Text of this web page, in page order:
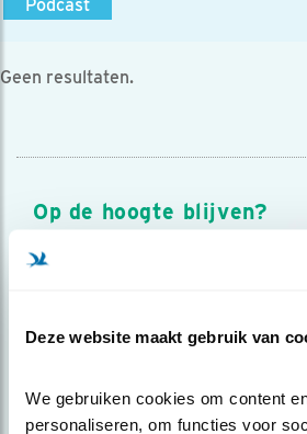
Deze website maakt gebruik van
We gebruiken cookies om content
personaliseren, om functies voor
Podcast
Geen resultaten.
Op de hoogte blijven?
Meld je aan en ontvang nieuws,
over vogels en activiteiten van